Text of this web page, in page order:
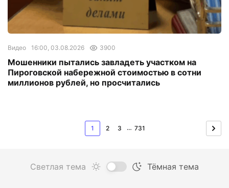
Видео 16:00, 03.08.2026 3900
Мошенники пытались завладеть участком на
Пироговской набережной стоимостью в сотни
миллионов рублей, но просчитались
1 2 3 … 731